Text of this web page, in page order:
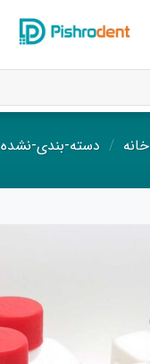
خانه / دسته-بندی-نشده